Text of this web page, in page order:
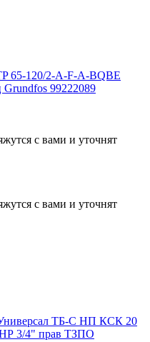
65-120/2-A-F-A-BQBE
99222089
с вами и уточнят
с вами и уточнят
ТБ-С НП КСК 20
3/4" прав ТЗПО